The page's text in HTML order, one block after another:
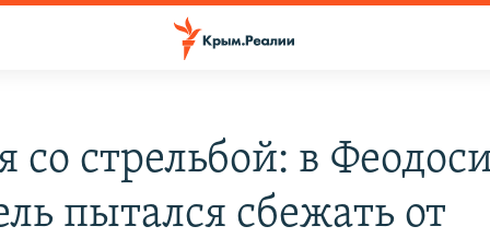
со стрельбой: в
пытался сбежать от